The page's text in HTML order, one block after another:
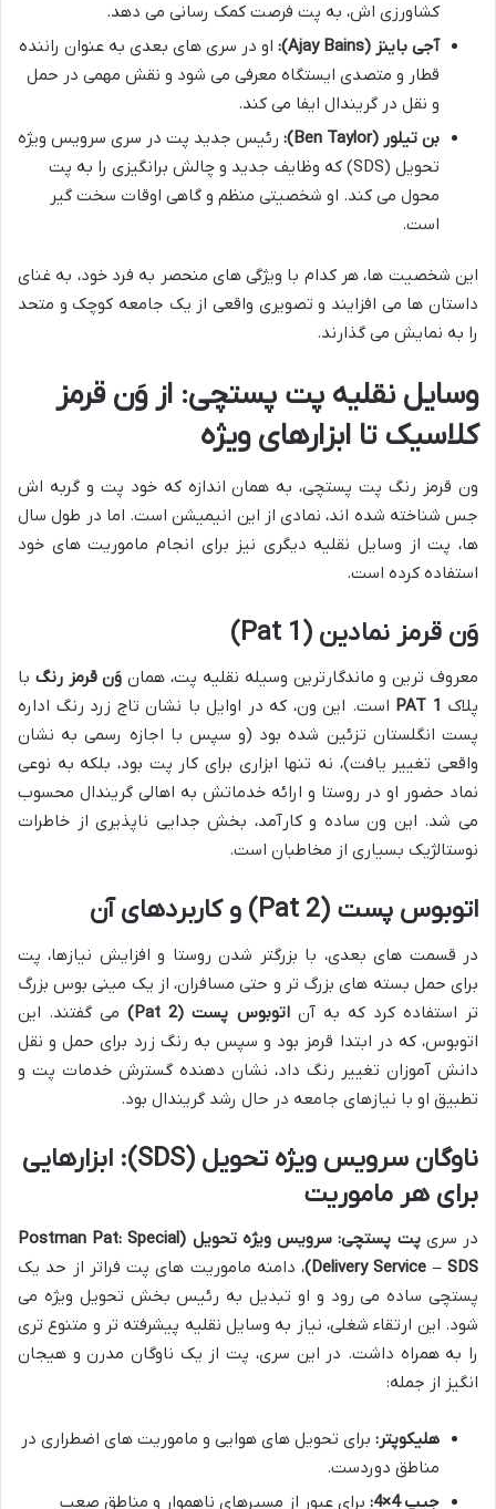
کشاورزی اش، به پت فرصت کمک رسانی می دهد.
آجی باینز (Ajay Bains):
او در سری های بعدی به عنوان راننده
قطار و متصدی ایستگاه معرفی می شود و نقش مهمی در حمل
و نقل در گریندال ایفا می کند.
بن تیلور (Ben Taylor):
رئیس جدید پت در سری سرویس ویژه
تحویل (SDS) که وظایف جدید و چالش برانگیزی را به پت
محول می کند. او شخصیتی منظم و گاهی اوقات سخت گیر
است.
این شخصیت ها، هر کدام با ویژگی های منحصر به فرد خود، به غنای
داستان ها می افزایند و تصویری واقعی از یک جامعه کوچک و متحد
را به نمایش می گذارند.
وسایل نقلیه پت پستچی: از وَن قرمز
کلاسیک تا ابزارهای ویژه
ون قرمز رنگ پت پستچی، به همان اندازه که خود پت و گربه اش
جس شناخته شده اند، نمادی از این انیمیشن است. اما در طول سال
ها، پت از وسایل نقلیه دیگری نیز برای انجام ماموریت های خود
استفاده کرده است.
وَن قرمز نمادین (Pat 1)
معروف ترین و ماندگارترین وسیله نقلیه پت، همان وَن قرمز رنگ با
پلاک PAT 1 است. این ون، که در اوایل با نشان تاج زرد رنگ اداره
پست انگلستان تزئین شده بود (و سپس با اجازه رسمی به نشان
واقعی تغییر یافت)، نه تنها ابزاری برای کار پت بود، بلکه به نوعی
نماد حضور او در روستا و ارائه خدماتش به اهالی گریندال محسوب
می شد. این ون ساده و کارآمد، بخش جدایی ناپذیری از خاطرات
نوستالژیک بسیاری از مخاطبان است.
اتوبوس پست (Pat 2) و کاربردهای آن
در قسمت های بعدی، با بزرگتر شدن روستا و افزایش نیازها، پت
برای حمل بسته های بزرگ تر و حتی مسافران، از یک مینی بوس بزرگ
تر استفاده کرد که به آناتوبوس پست (Pat 2)
می گفتند. این
اتوبوس، که در ابتدا قرمز بود و سپس به رنگ زرد برای حمل و نقل
دانش آموزان تغییر رنگ داد، نشان دهنده گسترش خدمات پت و
تطبیق او با نیازهای جامعه در حال رشد گریندال بود.
ناوگان سرویس ویژه تحویل (SDS): ابزارهایی
برای هر ماموریت
در سری
پت پستچی: سرویس ویژه تحویل (Postman Pat: Special
Delivery Service – SDS) ، دامنه ماموریت های پت فراتر از حد یک
پستچی ساده می رود و او تبدیل به رئیس بخش تحویل ویژه می
شود. این ارتقاء شغلی، نیاز به وسایل نقلیه پیشرفته تر و متنوع تری
را به همراه داشت. در این سری، پت از یک ناوگان مدرن و هیجان
انگیز از جمله:
هلیکوپتر: برای تحویل های هوایی و ماموریت های اضطراری در
مناطق دوردست.
جیپ 4×4:
برای عبور از مسیرهای ناهموار و مناطق صعب